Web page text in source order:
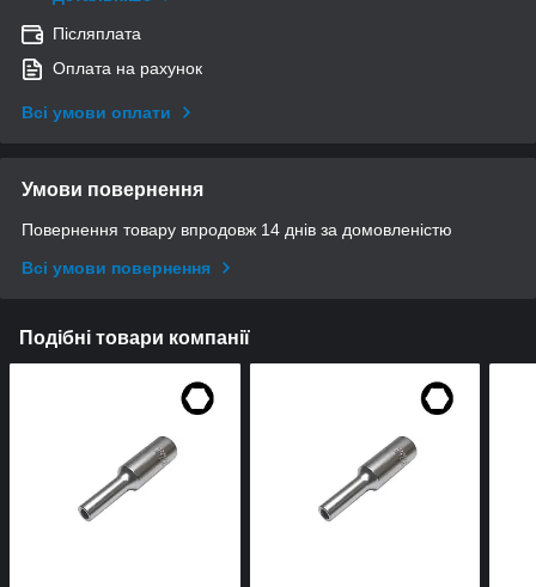
Післяплата
Оплата на рахунок
Всі умови оплати
Умови повернення
Повернення товару впродовж 14 днів за домовленістю
Всі умови повернення
Подібні товари компанії